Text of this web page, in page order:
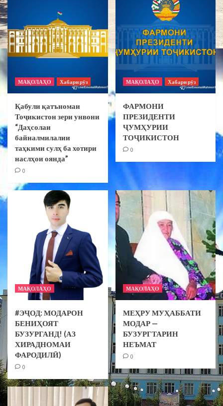
МАҚОЛАҲО Хабари рӯз
Қабули қатъномаи
Тоҷикистон зери унвони
“Даҳсолаи
байналмилалии
таҳкими сулҳ ба хотири
наслҳои оянда”
0
МАҚОЛАҲО Хабари рӯз
ФАРМОНИ
ПРЕЗИДЕНТИ
ҶУМҲУРИИ
ТОҶИКИСТОН
0
МАҚОЛАҲО
#ЭҶОД: МОДАРОН
БЕНИҲОЯТ
БУЗУРГАНД! (АЗ
ХИРАДНОМАИ
ФАРОДИЛӢ)
0
МАҚОЛАҲО
МЕҲРУ МУҲАББАТИ
МОДАР —
БУЗУРГТАРИН
НЕЪМАТ
0